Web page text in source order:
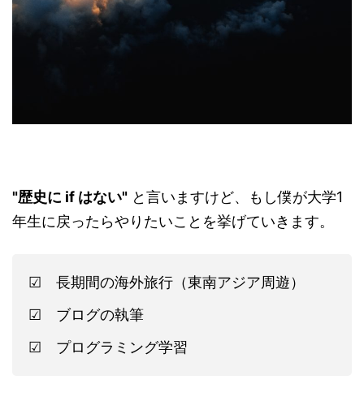
"歴史に if はない" と言いますけど、もし僕が大学1
年生に戻ったらやりたいことを挙げていきます。
☑ 長期間の海外旅行（東南アジア周遊）
☑ ブログの執筆
☑ プログラミング学習